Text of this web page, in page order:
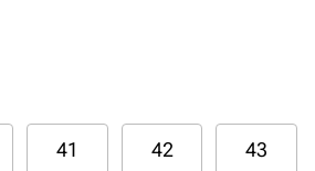
enkel justering. Den gir god
41 42 43